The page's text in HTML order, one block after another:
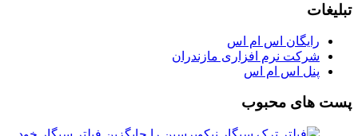
تبلیغات
رایگان اس ام اس
شرکت نرم افزاری مازندران
پنل اس ام اس
پست های محبوب